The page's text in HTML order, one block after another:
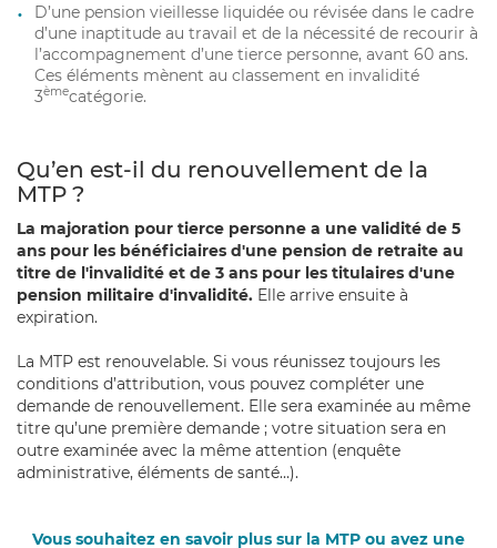
D’une pension vieillesse liquidée ou révisée dans le cadre
d’une inaptitude au travail et de la nécessité de recourir à
l’accompagnement d’une tierce personne, avant 60 ans.
Ces éléments mènent au classement en invalidité
3èmecatégorie.
Qu’en est-il du renouvellement de la
MTP ?
La majoration pour tierce personne a une validité de 5
ans pour les bénéficiaires d'une pension de retraite au
titre de l'invalidité et de 3 ans pour les titulaires d'une
pension militaire d'invalidité. Elle arrive ensuite à
expiration.
La MTP est renouvelable. Si vous réunissez toujours les
conditions d’attribution, vous pouvez compléter une
demande de renouvellement. Elle sera examinée au même
titre qu’une première demande ; votre situation sera en
outre examinée avec la même attention (enquête
administrative, éléments de santé…).
Vous souhaitez en savoir plus sur la MTP ou avez une